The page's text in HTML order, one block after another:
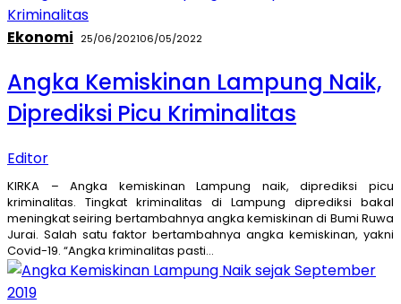
Ekonomi 25/06/202106/05/2022
Angka Kemiskinan Lampung Naik,
Diprediksi Picu Kriminalitas
Editor
KIRKA – Angka kemiskinan Lampung naik, diprediksi picu
kriminalitas. Tingkat kriminalitas di Lampung diprediksi bakal
meningkat seiring bertambahnya angka kemiskinan di Bumi Ruwa
Jurai. Salah satu faktor bertambahnya angka kemiskinan, yakni
Covid-19. “Angka kriminalitas pasti…